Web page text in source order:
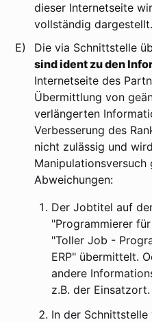
dieser Internetseite
vollständig dargestellt.
E)
Die via Schnittstelle
sind ident zu den
Internetseite des
Übermittlung von
verlängerten
Verbesserung des
nicht zulässig und
Abweichungen:
Der Jobtitel auf
"Programmierer
"Toller Job -
ERP" übermittelt.
andere
z.B. der Einsatzort.
In der Schnittstelle